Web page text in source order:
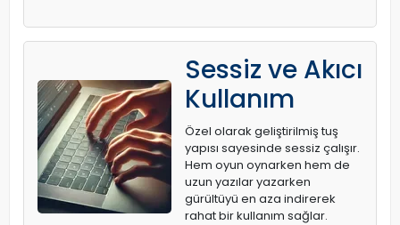
Sessiz ve Akıcı
Kullanım
Özel olarak geliştirilmiş tuş
yapısı sayesinde sessiz çalışır.
Hem oyun oynarken hem de
uzun yazılar yazarken
gürültüyü en aza indirerek
rahat bir kullanım sağlar.